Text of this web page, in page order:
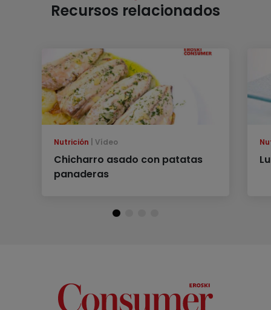
Recursos relacionados
Nutrición Vídeo
Chicharro asado con patatas
panaderas